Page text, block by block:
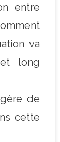
entre
va
long
de
cette